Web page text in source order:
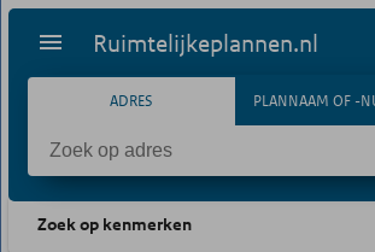
Ruimtelijkeplannen.nl
ADRES PLANNAAM OF -
Zoek op kenmerken